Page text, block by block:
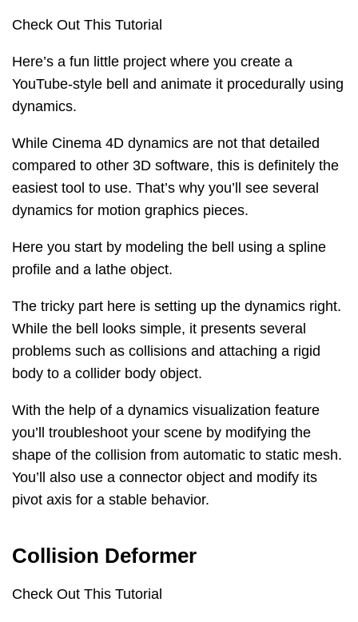
Check Out This Tutorial
Here’s a fun little project where you create a
YouTube-style bell and animate it procedurally using
dynamics.
While Cinema 4D dynamics are not that detailed
compared to other 3D software, this is definitely the
easiest tool to use. That’s why you’ll see several
dynamics for motion graphics pieces.
Here you start by modeling the bell using a spline
profile and a lathe object.
The tricky part here is setting up the dynamics right.
While the bell looks simple, it presents several
problems such as collisions and attaching a rigid
body to a collider body object.
With the help of a dynamics visualization feature
you’ll troubleshoot your scene by modifying the
shape of the collision from automatic to static mesh.
You’ll also use a connector object and modify its
pivot axis for a stable behavior.
Collision Deformer
Check Out This Tutorial